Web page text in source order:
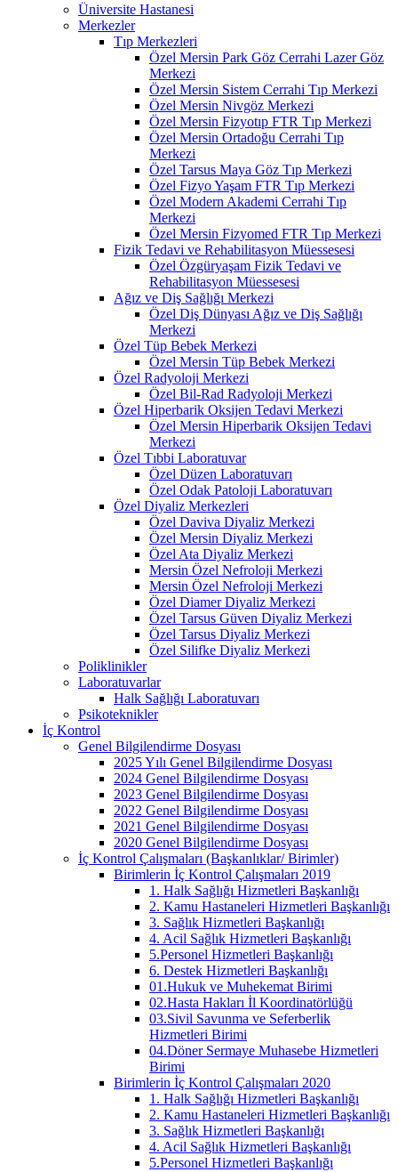
Üniversite Hastanesi
Merkezler
Tıp Merkezleri
Özel Mersin Park Göz Cerrahi Lazer Göz
Merkezi
Özel Mersin Sistem Cerrahi Tıp Merkezi
Özel Mersin Nivgöz Merkezi
Özel Mersin Fizyotıp FTR Tıp Merkezi
Özel Mersin Ortadoğu Cerrahi Tıp
Merkezi
Özel Tarsus Maya Göz Tıp Merkezi
Özel Fizyo Yaşam FTR Tıp Merkezi
Özel Modern Akademi Cerrahi Tıp
Merkezi
Özel Mersin Fizyomed FTR Tıp Merkezi
Fizik Tedavi ve Rehabilitasyon Müessesesi
Özel Özgüryaşam Fizik Tedavi ve
Rehabilitasyon Müessesesi
Ağız ve Diş Sağlığı Merkezi
Özel Diş Dünyası Ağız ve Diş Sağlığı
Merkezi
Özel Tüp Bebek Merkezi
Özel Mersin Tüp Bebek Merkezi
Özel Radyoloji Merkezi
Özel Bil-Rad Radyoloji Merkezi
Özel Hiperbarik Oksijen Tedavi Merkezi
Özel Mersin Hiperbarik Oksijen Tedavi
Merkezi
Özel Tıbbi Laboratuvar
Özel Düzen Laboratuvarı
Özel Odak Patoloji Laboratuvarı
Özel Diyaliz Merkezleri
Özel Daviva Diyaliz Merkezi
Özel Mersin Diyaliz Merkezi
Özel Ata Diyaliz Merkezi
Mersin Özel Nefroloji Merkezi
Mersin Özel Nefroloji Merkezi
Özel Diamer Diyaliz Merkezi
Özel Tarsus Güven Diyaliz Merkezi
Özel Tarsus Diyaliz Merkezi
Özel Silifke Diyaliz Merkezi
Poliklinikler
Laboratuvarlar
Halk Sağlığı Laboratuvarı
Psikoteknikler
İç Kontrol
Genel Bilgilendirme Dosyası
2025 Yılı Genel Bilgilendirme Dosyası
2024 Genel Bilgilendirme Dosyası
2023 Genel Bilgilendirme Dosyası
2022 Genel Bilgilendirme Dosyası
2021 Genel Bilgilendirme Dosyası
2020 Genel Bilgilendirme Dosyası
İç Kontrol Çalışmaları (Başkanlıklar/ Birimler)
Birimlerin İç Kontrol Çalışmaları 2019
1. Halk Sağlığı Hizmetleri Başkanlığı
2. Kamu Hastaneleri Hizmetleri Başkanlığı
3. Sağlık Hizmetleri Başkanlığı
4. Acil Sağlık Hizmetleri Başkanlığı
5.Personel Hizmetleri Başkanlığı
6. Destek Hizmetleri Başkanlığı
01.Hukuk ve Muhekemat Birimi
02.Hasta Hakları İl Koordinatörlüğü
03.Sivil Savunma ve Seferberlik
Hizmetleri Birimi
04.Döner Sermaye Muhasebe Hizmetleri
Birimi
Birimlerin İç Kontrol Çalışmaları 2020
1. Halk Sağlığı Hizmetleri Başkanlığı
2. Kamu Hastaneleri Hizmetleri Başkanlığı
3. Sağlık Hizmetleri Başkanlığı
4. Acil Sağlık Hizmetleri Başkanlığı
5.Personel Hizmetleri Başkanlığı